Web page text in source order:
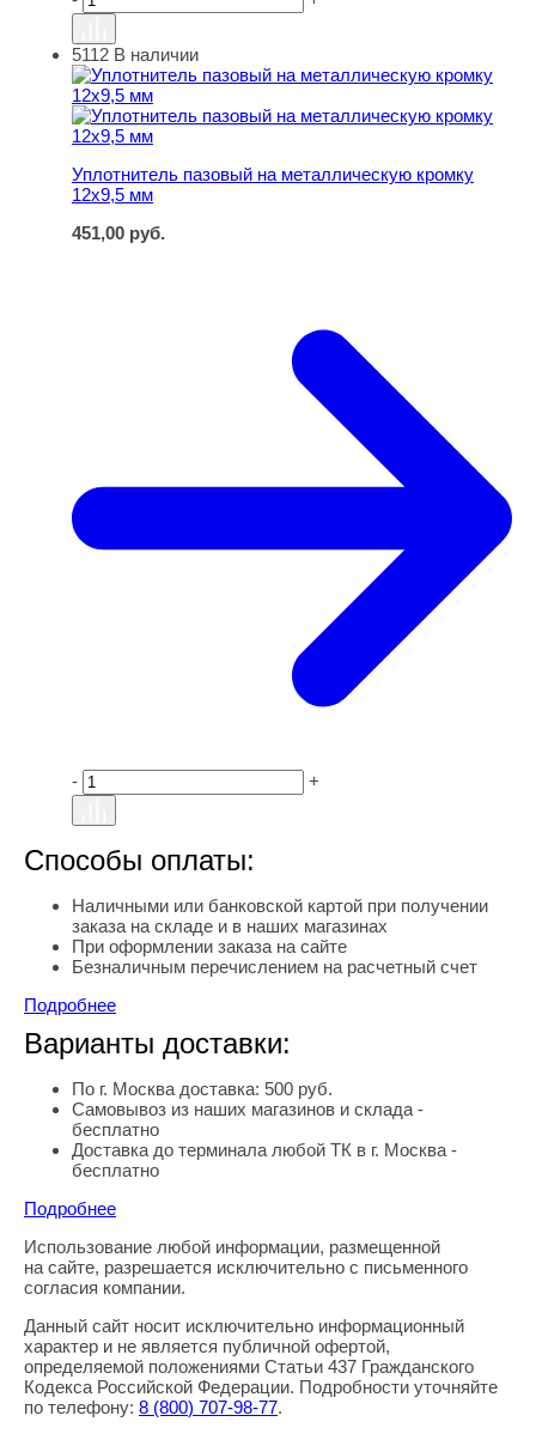
Уплотнитель пазовый на металлическую кромку
5112 В наличии
Уплотнитель пазовый на металлическую кромку
12х9,5 мм
451,00 руб.
- +
Способы оплаты:
Наличными или банковской картой при получении
заказа на складе и в наших магазинах
При оформлении заказа на сайте
Безналичным перечислением на расчетный счет
Подробнее
Варианты доставки:
По г. Москва доставка: 500 руб.
Самовывоз из наших магазинов и склада -
бесплатно
Доставка до терминала любой ТК в г. Москва -
бесплатно
Подробнее
Правовая информация
Использование любой информации, размещенной
на сайте, разрешается исключительно с письменного
согласия компании.
Данный сайт носит исключительно информационный
характер и не является публичной офертой,
определяемой положениями Статьи 437 Гражданского
Кодекса Российской Федерации. Подробности уточняйте
по телефону: 8 (800) 707-98-77.